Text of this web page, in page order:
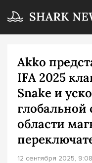
Akko
IFA 2025
Snake и
глобальной
области
12 сентября 2025, 9:08